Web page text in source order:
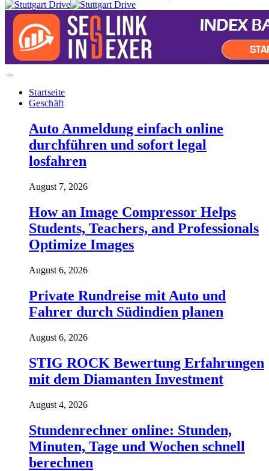
Startseite
Geschäft
Auto Anmeldung einfach online
durchführen und sofort legal
losfahren
August 7, 2026
How an Image Compressor Helps
Students, Teachers, and Professionals
Optimize Images
August 6, 2026
Private Rundreise mit Auto und
Fahrer durch Südindien planen
August 6, 2026
STIG ROCK Bewertung Erfahrungen
mit dem Diamanten Investment
August 4, 2026
Stundenrechner online: Stunden,
Minuten, Tage und Wochen schnell
berechnen